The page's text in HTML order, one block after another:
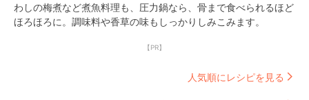
わしの梅煮など煮魚料理も、圧力鍋なら、骨まで食べられるほど
ほろほろに。調味料や香草の味もしっかりしみこみます。
【PR】
人気順にレシピを見る